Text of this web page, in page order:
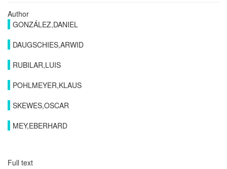
Author
GONZÁLEZ,DANIEL
DAUGSCHIES,ARWID
RUBILAR,LUIS
POHLMEYER,KLAUS
SKEWES,OSCAR
MEY,EBERHARD
Full text